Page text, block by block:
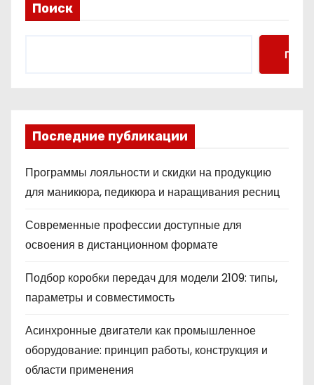
Поиск
Поиск
Последние публикации
Программы лояльности и скидки на продукцию
для маникюра, педикюра и наращивания ресниц
Современные профессии доступные для
освоения в дистанционном формате
Подбор коробки передач для модели 2109: типы,
параметры и совместимость
Асинхронные двигатели как промышленное
оборудование: принцип работы, конструкция и
области применения